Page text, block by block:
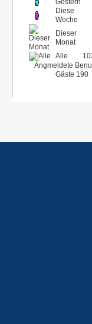
Gestern
Diese
Woche
Dieser
Monat
Alle
Angmeldete
Gäste 190